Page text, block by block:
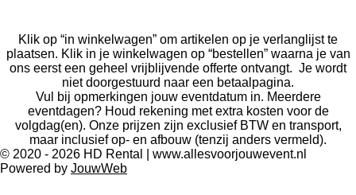
Klik op “in winkelwagen” om artikelen op je verlanglijst te
plaatsen. Klik in je winkelwagen op “bestellen” waarna je van
ons eerst een geheel vrijblijvende offerte ontvangt. Je wordt
niet doorgestuurd naar een betaalpagina.
Vul bij opmerkingen jouw eventdatum in. Meerdere
eventdagen? Houd rekening met extra kosten voor de
volgdag(en). Onze prijzen zijn exclusief BTW en transport,
maar inclusief op- en afbouw (tenzij anders vermeld).
© 2020 - 2026 HD Rental | www.allesvoorjouwevent.nl
Powered by JouwWeb